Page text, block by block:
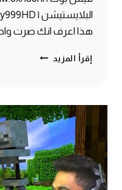
هذا اعرف انك صرت
إقرأ المزيد ماين
هنا
رح
ابني
البيت
الجديد
!